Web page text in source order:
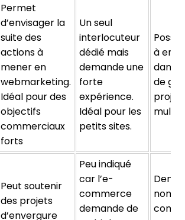
Permet
d’envisager la
suite des
actions à
mener en
webmarketing.
Idéal pour des
objectifs
commerciaux
forts
Un seul
interlocuteur
dédié mais
demande une
forte
expérience.
Idéal pour les
petits sites.
à
dans
de
multi-
Peut soutenir
des projets
d’envergure
Peu indiqué
car l’e-
commerce
demande de